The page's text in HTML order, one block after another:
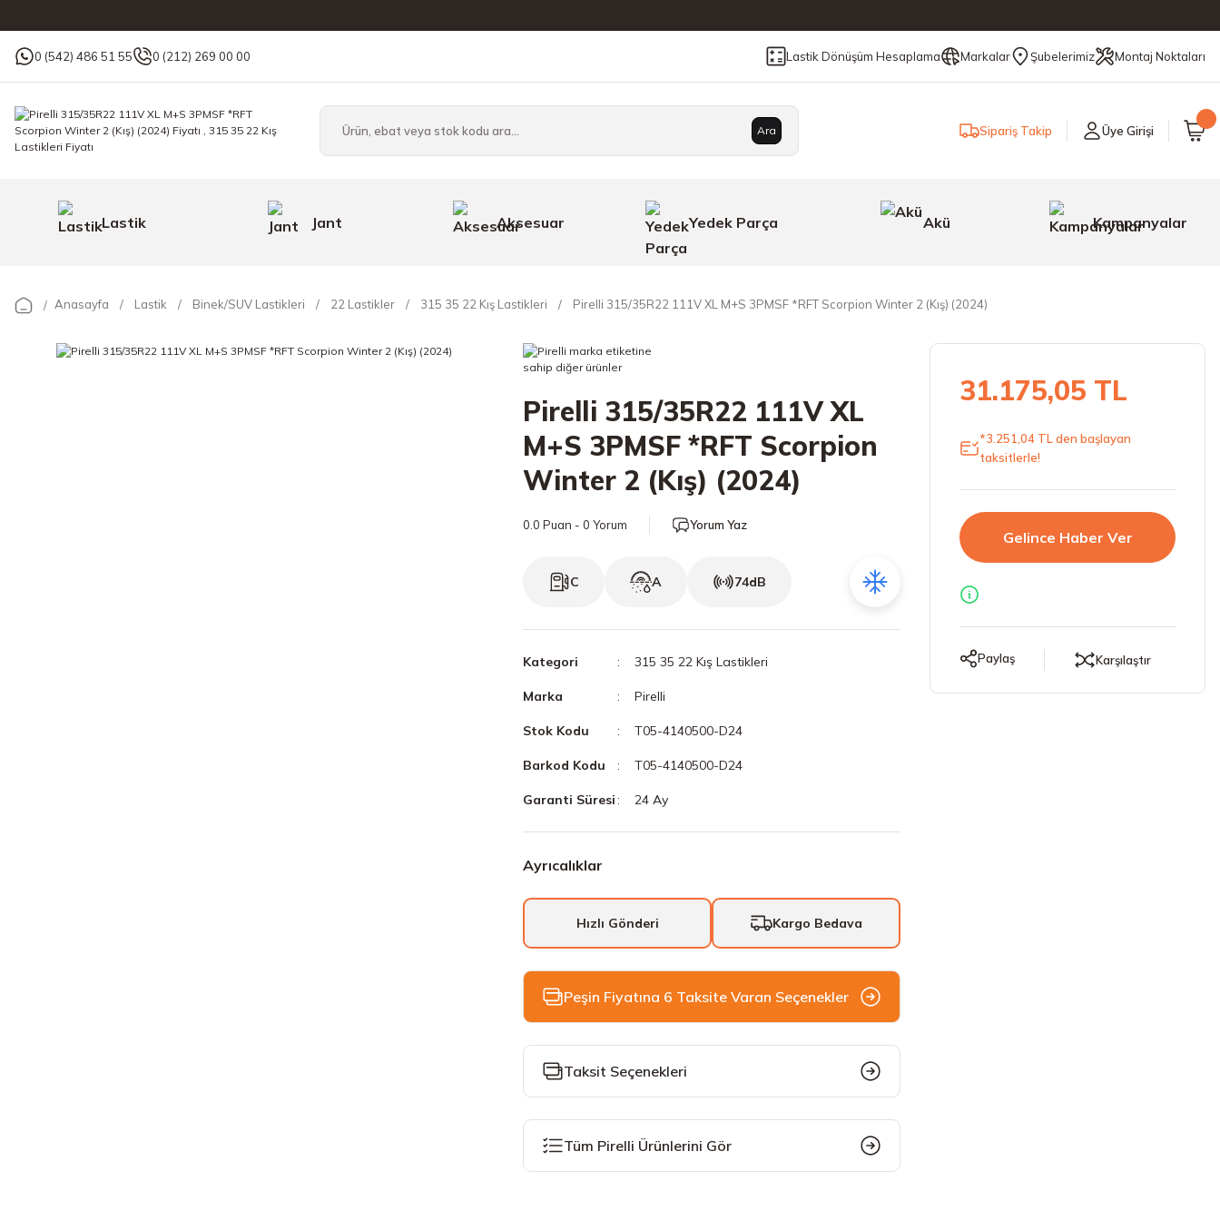
0 (542) 486 51 55 0 (212) 269 00 00 Lastik Dönüşüm Hesaplama Markalar Şubelerimiz Montaj Noktaları
Ara Sipariş Takip Üye Girişi
Lastik Jant Aksesuar Yedek Parça Akü Kampanyalar
Anasayfa Lastik Binek/SUV Lastikleri 22 Lastikler 315 35 22 Kış Lastikleri Pirelli 315/35R22 111V XL M+S 3PMSF *RFT Scorpion Winter 2 (Kış) (2024)
Pirelli 315/35R22 111V XL
M+S 3PMSF *RFT Scorpion
Winter 2 (Kış) (2024)
0.0 Puan - 0 Yorum Yorum Yaz
C A 74dB
Kategori 315 35 22 Kış Lastikleri
Marka Pirelli
Stok Kodu T05-4140500-D24
Barkod Kodu T05-4140500-D24
Garanti Süresi 24 Ay
Ayrıcalıklar
Hızlı Gönderi Kargo Bedava
Peşin Fiyatına 6 Taksite Varan Seçenekler
Taksit Seçenekleri
Tüm Pirelli Ürünlerini Gör
31.175,05 TL
*3.251,04 TL den başlayan
taksitlerle!
Gelince Haber Ver
Paylaş Karşılaştır